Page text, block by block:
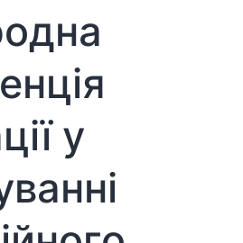
ХХІ
століття:
мультидисциплінарні
дослідження»
у